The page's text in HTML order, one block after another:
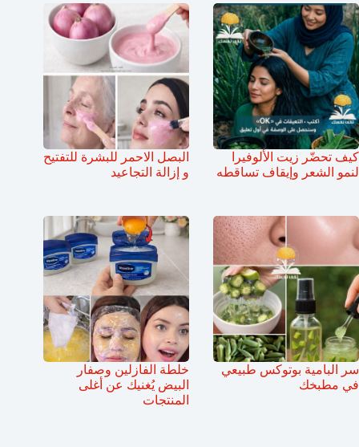
كيف تحضّر زيت الألوفيرا
لنمو الشعر وإيقاف تساقطه
البصل الاحمر للبشرة للتفتيح
و إزالة التجاعيد
سر البامية بوتوكس طبيعي
في مطبخك
خلطة الفازلين وصفار
البيض يُغنيك عن أغلى
المنتجات